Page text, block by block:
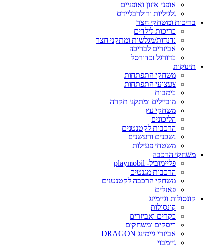
אופני איזון ואופניים
גלגיליות ורולרבליידס
בריכות ומשחקי חצר
בריכות לילדים
נדנדות/מגלשות ומתקני חצר
אביזרים לבריכה
כדורגל וכדורסל
תינוקות
משחקי התפתחות
צעצועי התפתחות
בימבות
מוביילים ומתקני תקרה
משחקי עץ
הליכונים
הרכבות לקטנטנים
נשכנים ורעשנים
משטחי פעילות
משחקי הרכבה
פליימוביל- playmobil
הרכבות מגנטים
משחקי הרכבה לקטנטנים
פאזלים
קונסולות וגיימינג
קונסולות
בקרים ואביזרים
דיסקים ומשחקים
אביזרי גיימינג DRAGON
גיימבוי